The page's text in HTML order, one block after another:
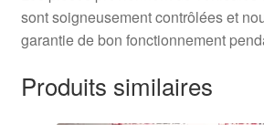
sont soigneusement contrôlées et
garantie de bon fonctionnement
Produits similaires